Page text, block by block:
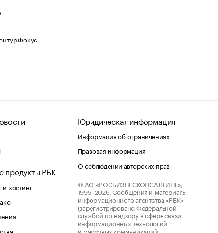
продукты РБК
хостинг
Юридическая информация
Информация об ограничениях
Правовая информация
О соблюдении авторских прав
© АО «РОСБИЗНЕСКОНСАЛТИНГ»,
1995–2026. Сообщения и материалы
информационного агентства «РБК»
(зарегистрировано Федеральной
службой по надзору в сфере связи,
информационных технологий
и массовых коммуникаций